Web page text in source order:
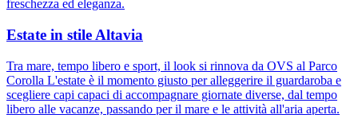
freschezza ed eleganza.
Estate in stile Altavia
Tra mare, tempo libero e sport, il look si rinnova da OVS al Parco
Corolla L'estate è il momento giusto per alleggerire il guardaroba e
scegliere capi capaci di accompagnare giornate diverse, dal tempo
libero alle vacanze, passando per il mare e le attività all'aria aperta.